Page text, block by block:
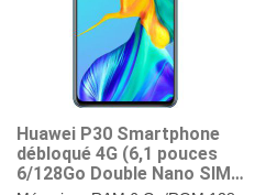
Huawei P30 Smartphone
débloqué 4G (6,1 pouces
6/128Go Double Nano SIM